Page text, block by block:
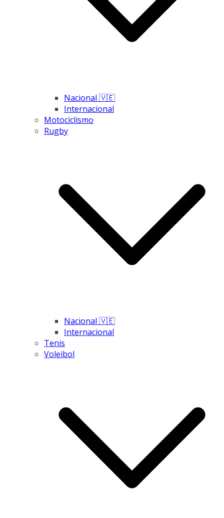
Nacional 🇻🇪
Internacional
Motociclismo
Rugby
Nacional 🇻🇪
Internacional
Tenis
Voleibol